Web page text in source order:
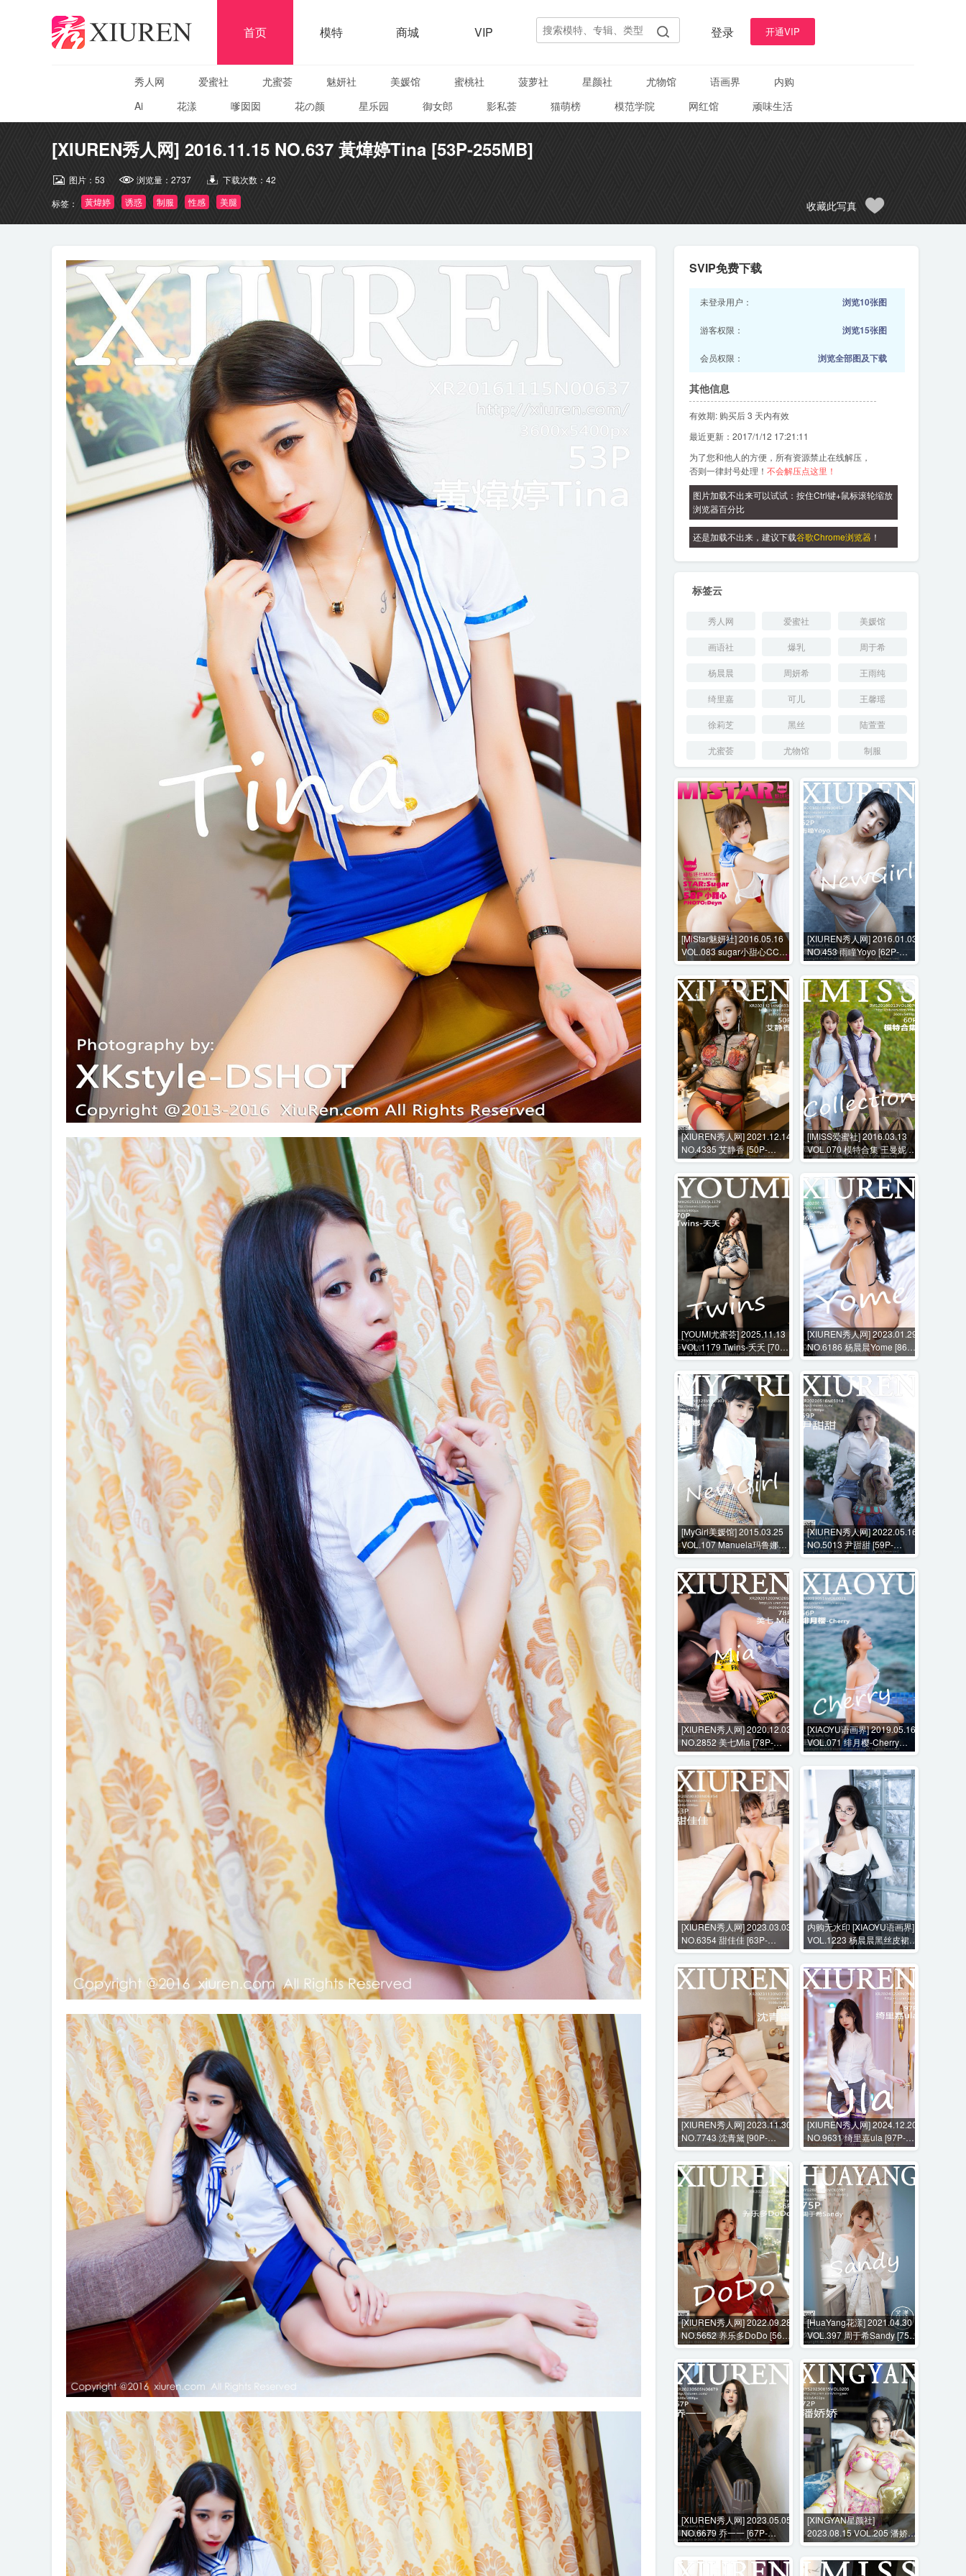
首页 模特 商城 VIP 登录 开通VIP
秀人网 爱蜜社 尤蜜荟 魅妍社 美媛馆 蜜桃社 菠萝社 星颜社 尤物馆 语画界
内购
Ai
花漾 嗲囡囡 花の颜 星乐园 御女郎 影私荟 猫萌榜 模范学院 网红馆 顽味生活
[XIUREN秀人网] 2016.11.15 NO.637 黃煒婷Tina [53P-255MB]
图片： 53 浏览量： 2737 下载次数： 42
标签：
黃煒婷 诱惑 制服 性感 美腿 收藏此写真
SVIP免费下载
未登录用户： 浏览10张图
游客权限： 浏览15张图
会员权限： 浏览全部图及下载
其他信息
有效期: 购买后 3 天内有效
最近更新：2017/1/12 17:21:11
为了您和他人的方便，所有资源禁止在线解压，
否则一律封号处理！ 不会解压点这里！
图片加载不出来可以试试：按住Ctrl键+鼠标滚轮缩放
浏览器百分比
还是加载不出来，建议下载谷歌Chrome浏览器 ！
标签云
秀人网 爱蜜社 美媛馆
画语社 爆乳 周于希
杨晨晨 周妍希 王雨纯
绮里嘉 可儿 王馨瑶
徐莉芝 黑丝 陆萱萱
尤蜜荟 尤物馆 制服
[MiStar魅妍社] 2016.05.16
VOL.083 sugar小甜心CC
[58P-179M]
[XIUREN秀人网] 2016.01.03
NO.453 雨瞳Yoyo [62P-
168MB]
[XIUREN秀人网] 2021.12.14
NO.4335 艾静香 [50P-
439MB]
[IMISS爱蜜社] 2016.03.13
VOL.070 模特合集 王曼妮 谭
小雅 [60P-387MB]
[YOUMI尤蜜荟] 2025.11.13
VOL.1179 Twins-夭夭 [70P-
692MB]
[XIUREN秀人网] 2023.01.29
NO.6186 杨晨晨Yome [86P-
738MB]
[MyGirl美媛馆] 2015.03.25
VOL.107 Manuela玛鲁娜
[50P-206MB]
[XIUREN秀人网] 2022.05.16
NO.5013 尹甜甜 [59P-
537MB]
[XIUREN秀人网] 2020.12.03
NO.2852 美七Mia [78P-
733MB]
[XIAOYU语画界] 2019.05.16
VOL.071 绯月樱-Cherry
[56P-318MB]
[XIUREN秀人网] 2023.03.03
NO.6354 甜佳佳 [63P-
535MB]
内购无水印 [XIAOYU语画界]
VOL.1223 杨晨晨黑丝皮裙诱
惑 [106P+2V-641MB]
[XIUREN秀人网] 2023.11.30
NO.7743 沈青黛 [90P-
792MB]
[XIUREN秀人网] 2024.12.20
NO.9631 绮里嘉ula [97P-
780MB]
[XIUREN秀人网] 2022.09.28
NO.5652 养乐多DoDo [56P-
548MB]
[HuaYang花漾] 2021.04.30
VOL.397 周于希Sandy [75P-
763MB]
[XIUREN秀人网] 2023.05.05
NO.6679 乔一一 [67P-
640MB]
[XINGYAN星颜社]
2023.08.15 VOL.205 潘娇娇
[72P-778MB]